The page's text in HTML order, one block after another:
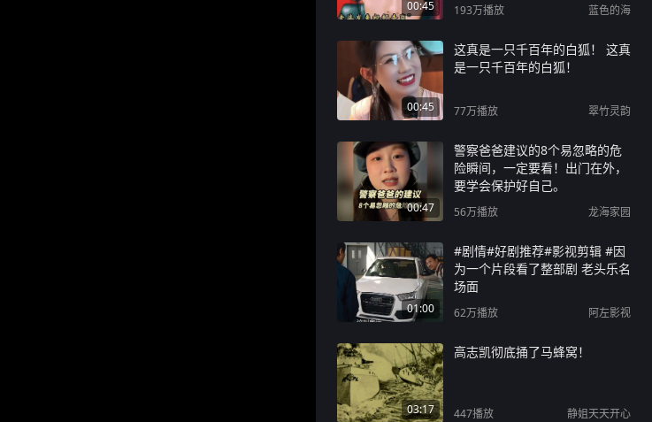
00:45 193万播放 蓝色的海
00:45
这真是一只千百年的白狐！ 这真
是一只千百年的白狐！
77万播放 翠竹灵韵
00:47
警察爸爸建议的8个易忽略的危
险瞬间，一定要看！出门在外，
要学会保护好自己。
56万播放 龙海家园
01:00
#剧情#好剧推荐#影视剪辑 #因
为一个片段看了整部剧 老头乐名
场面
62万播放 阿左影视
03:17
高志凯彻底捅了马蜂窝！
447播放 静姐天天开心